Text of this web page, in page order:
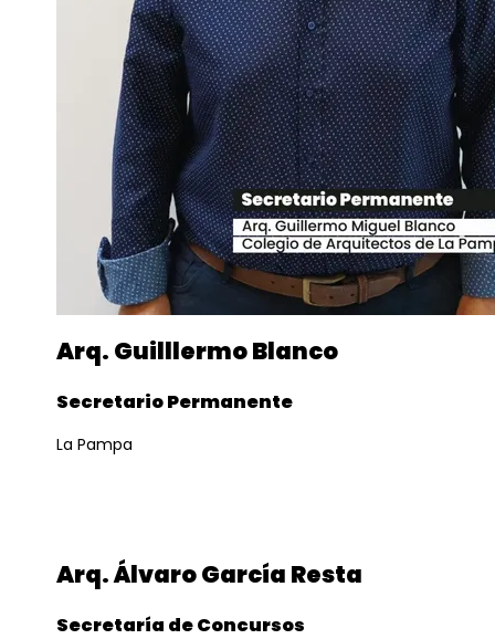
Arq. Guilllermo Blanco
Secretario Permanente
La Pampa
Arq. Álvaro García Resta
Secretaría de Concursos